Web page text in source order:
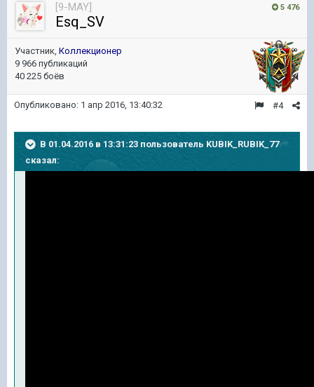
5 476
[9-MAY]
Esq_SV
Участник, Коллекционер
9 966 публикаций
40 225 боёв
#4
Опубликовано: 1 апр 2016, 13:40:32
В 01.04.2016 в 13:31:23 пользователь KUBIK_RUBIK_77
сказал: